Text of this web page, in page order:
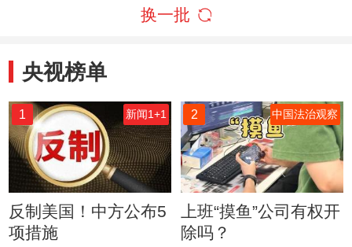
换一批
央视榜单
1 新闻1+1
反制美国！中方公布5
项措施
2 中国法治观察
上班“摸鱼”公司有权开
除吗？